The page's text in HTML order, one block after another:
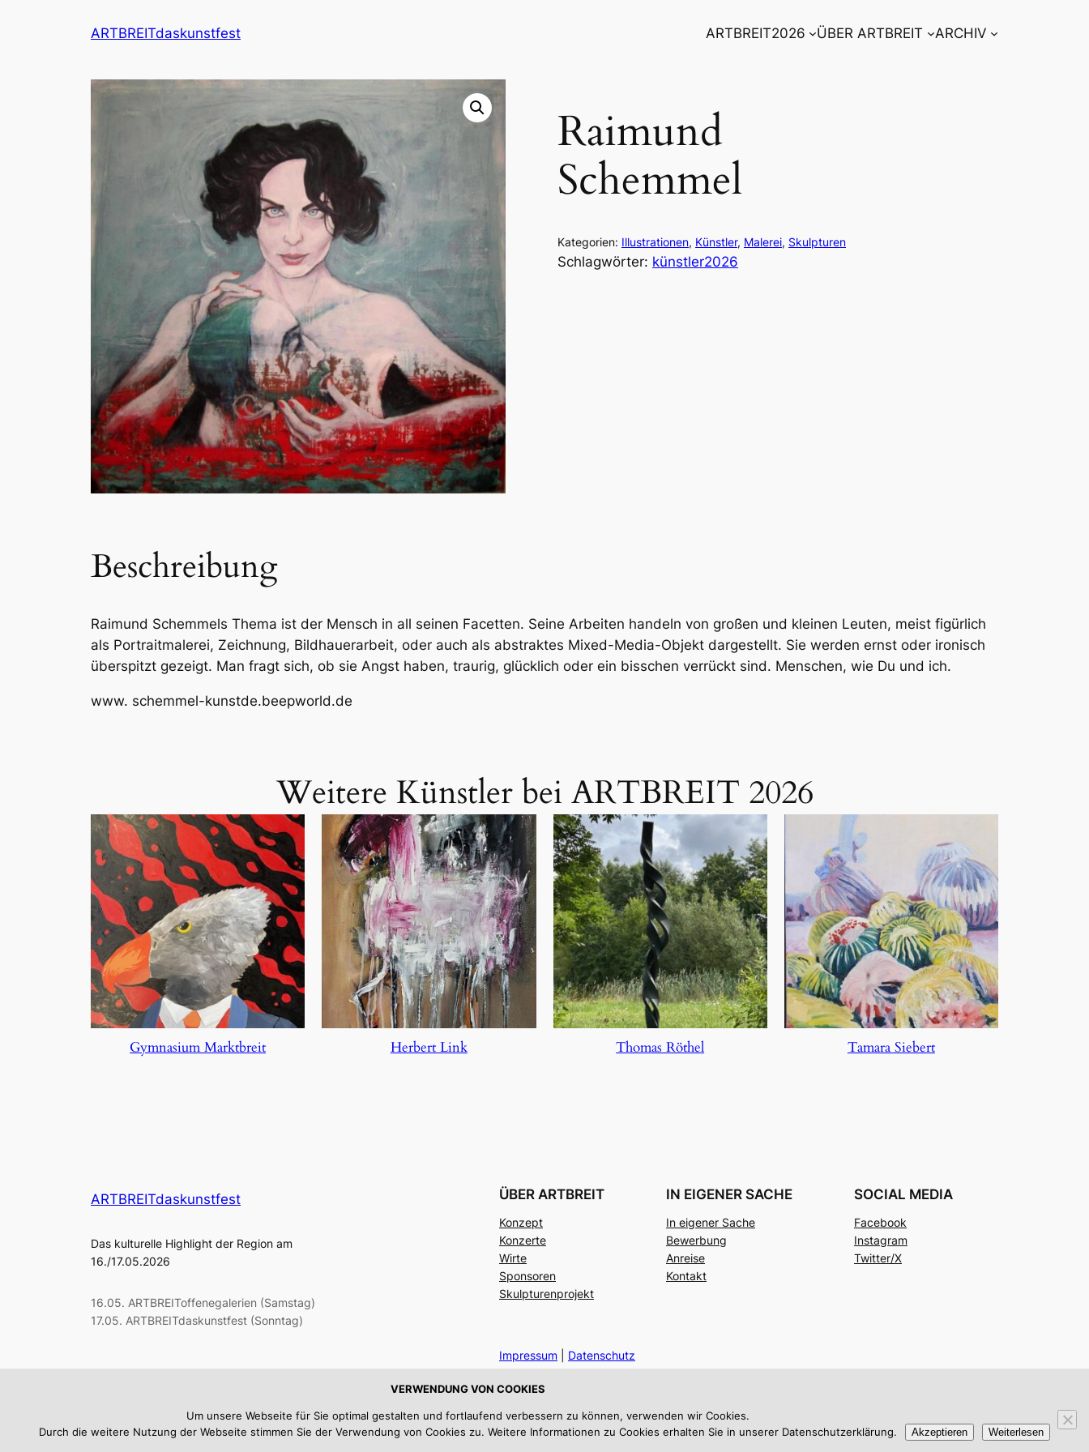
ARTBREITdaskunstfest ARTBREIT2026 ÜBER ARTBREIT ARCHIV
Raimund
Schemmel
Kategorien: Illustrationen, Künstler, Malerei, Skulpturen
Schlagwörter: künstler2026
Beschreibung
Raimund Schemmels Thema ist der Mensch in all seinen Facetten. Seine Arbeiten handeln von großen und kleinen Leuten, meist figürlich
als Portraitmalerei, Zeichnung, Bildhauerarbeit, oder auch als abstraktes Mixed-Media-Objekt dargestellt. Sie werden ernst oder ironisch
überspitzt gezeigt. Man fragt sich, ob sie Angst haben, traurig, glücklich oder ein bisschen verrückt sind. Menschen, wie Du und ich.
www. schemmel-kunstde.beepworld.de
Weitere Künstler bei ARTBREIT 2026
Gymnasium Marktbreit Herbert Link Thomas Röthel Tamara Siebert
ARTBREITdaskunstfest
Das kulturelle Highlight der Region am
16./17.05.2026
16.05. ARTBREIToffenegalerien (Samstag)
17.05. ARTBREITdaskunstfest (Sonntag)
ÜBER ARTBREIT
Konzept
Konzerte
Wirte
Sponsoren
Skulpturenprojekt
IN EIGENER SACHE
In eigener Sache
Bewerbung
Anreise
Kontakt
SOCIAL MEDIA
Facebook
Instagram
Twitter/X
Impressum Datenschutz
VERWENDUNG VON COOKIES
Um unsere Webseite für Sie optimal gestalten und fortlaufend verbessern zu können, verwenden wir Cookies.
Durch die weitere Nutzung der Webseite stimmen Sie der Verwendung von Cookies zu. Weitere Informationen zu Cookies erhalten Sie in unserer Datenschutzerklärung.
Akzeptieren Weiterlesen